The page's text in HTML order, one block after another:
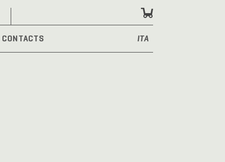
CONTACTS ITA